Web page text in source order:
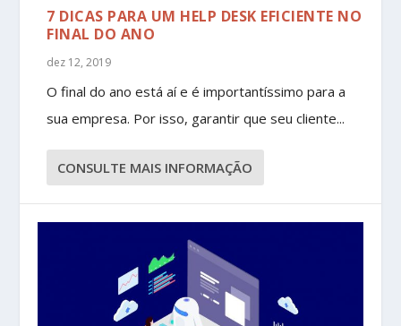
7 DICAS PARA UM HELP DESK EFICIENTE NO
FINAL DO ANO
dez 12, 2019
O final do ano está aí e é importantíssimo para a
sua empresa. Por isso, garantir que seu cliente...
CONSULTE MAIS INFORMAÇÃO